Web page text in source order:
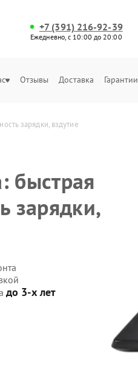
+7 (391) 216-92-39
Ежедневно, с 10:00 до 20:00
Отзывы Доставка Гарантии
зарядки, вздутие
быстрая
зарядки,
до 3-х лет